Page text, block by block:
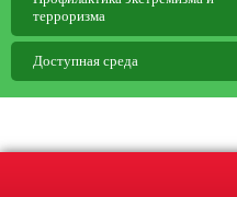
терроризма
Доступная среда